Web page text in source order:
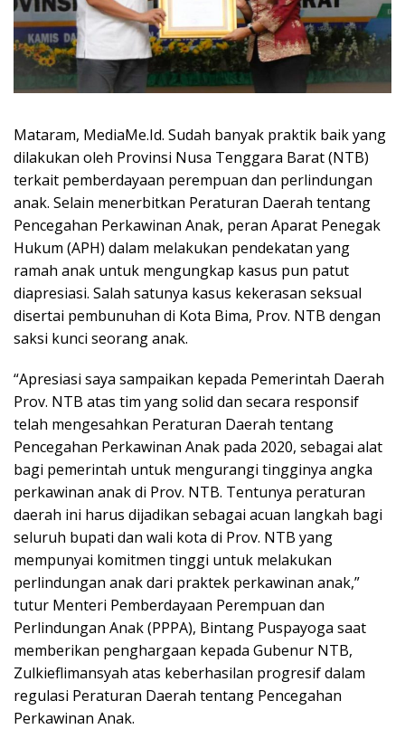
Mataram, MediaMe.Id. Sudah banyak praktik baik yang
dilakukan oleh Provinsi Nusa Tenggara Barat (NTB)
terkait pemberdayaan perempuan dan perlindungan
anak. Selain menerbitkan Peraturan Daerah tentang
Pencegahan Perkawinan Anak, peran Aparat Penegak
Hukum (APH) dalam melakukan pendekatan yang
ramah anak untuk mengungkap kasus pun patut
diapresiasi. Salah satunya kasus kekerasan seksual
disertai pembunuhan di Kota Bima, Prov. NTB dengan
saksi kunci seorang anak.
“Apresiasi saya sampaikan kepada Pemerintah Daerah
Prov. NTB atas tim yang solid dan secara responsif
telah mengesahkan Peraturan Daerah tentang
Pencegahan Perkawinan Anak pada 2020, sebagai alat
bagi pemerintah untuk mengurangi tingginya angka
perkawinan anak di Prov. NTB. Tentunya peraturan
daerah ini harus dijadikan sebagai acuan langkah bagi
seluruh bupati dan wali kota di Prov. NTB yang
mempunyai komitmen tinggi untuk melakukan
perlindungan anak dari praktek perkawinan anak,”
tutur Menteri Pemberdayaan Perempuan dan
Perlindungan Anak (PPPA), Bintang Puspayoga saat
memberikan penghargaan kepada Gubenur NTB,
Zulkieflimansyah atas keberhasilan progresif dalam
regulasi Peraturan Daerah tentang Pencegahan
Perkawinan Anak.